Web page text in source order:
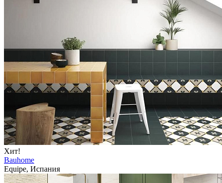
Хит!
Bauhome
Equipe, Испания